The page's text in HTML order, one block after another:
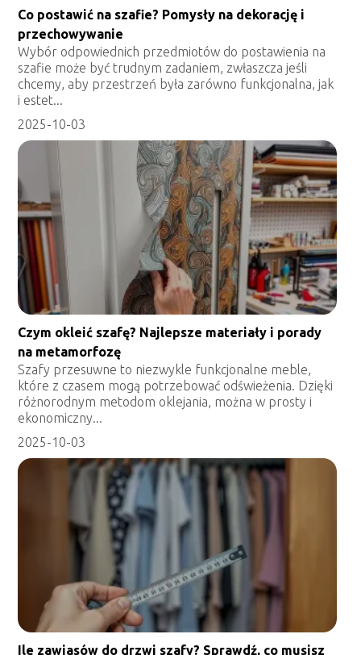
Co postawić na szafie? Pomysły na dekorację i
przechowywanie
Wybór odpowiednich przedmiotów do postawienia na
szafie może być trudnym zadaniem, zwłaszcza jeśli
chcemy, aby przestrzeń była zarówno funkcjonalna, jak
i estet...
2025-10-03
Czym okleić szafę? Najlepsze materiały i porady
na metamorfozę
Szafy przesuwne to niezwykle funkcjonalne meble,
które z czasem mogą potrzebować odświeżenia. Dzięki
różnorodnym metodom oklejania, można w prosty i
ekonomiczny...
2025-10-03
Ile zawiasów do drzwi szafy? Sprawdź, co musisz